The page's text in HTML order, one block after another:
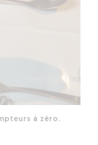
à zéro.